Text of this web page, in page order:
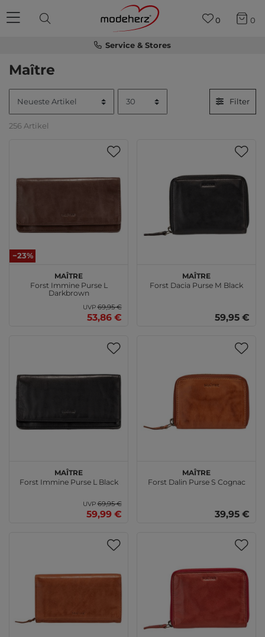
Service & Stores
0 0
Maître
Filter
256 Artikel
−23%
Maître
Forst Immine Purse L
Darkbrown
UVP69,95 €
53,86 €
Maître
Forst Dacia Purse M Black
59,95 €
Maître
Forst Immine Purse L Black
UVP69,95 €
59,99 €
Maître
Forst Dalin Purse S Cognac
39,95 €